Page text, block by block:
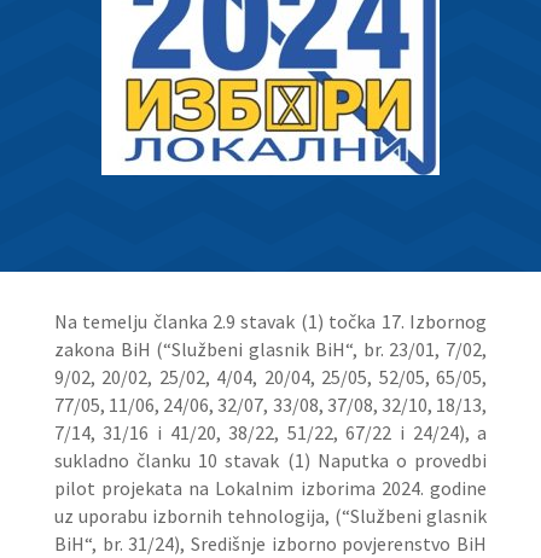
Na temelju članka 2.9 stavak (1) točka 17. Izbornog
zakona BiH (“Službeni glasnik BiH“, br. 23/01, 7/02,
9/02, 20/02, 25/02, 4/04, 20/04, 25/05, 52/05, 65/05,
77/05, 11/06, 24/06, 32/07, 33/08, 37/08, 32/10, 18/13,
7/14, 31/16 i 41/20, 38/22, 51/22, 67/22 i 24/24), a
sukladno članku 10 stavak (1) Naputka o provedbi
pilot projekata na Lokalnim izborima 2024. godine
uz uporabu izbornih tehnologija, (“Službeni glasnik
BiH“, br. 31/24), Središnje izborno povjerenstvo BiH